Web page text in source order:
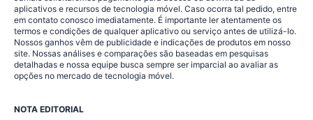
aplicativos e recursos de tecnologia móvel. Caso ocorra tal pedido, entre
em contato conosco imediatamente. É importante ler atentamente os
termos e condições de qualquer aplicativo ou serviço antes de utilizá-lo.
Nossos ganhos vêm de publicidade e indicações de produtos em nosso
site. Nossas análises e comparações são baseadas em pesquisas
detalhadas e nossa equipe busca sempre ser imparcial ao avaliar as
opções no mercado de tecnologia móvel.
NOTA EDITORIAL